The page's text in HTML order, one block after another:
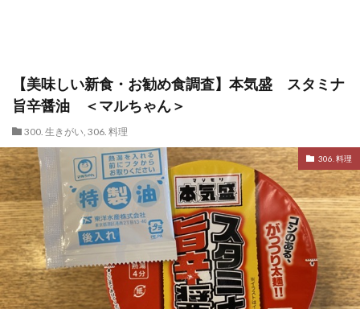
【美味しい新食・お勧め食調査】本気盛 スタミナ
旨辛醤油 ＜マルちゃん＞
300. 生きがい, 306. 料理
306. 料理